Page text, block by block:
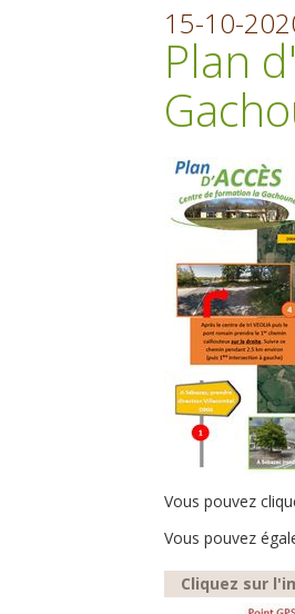
15-10-
Plan
Vous pouvez
Vous pouvez
Cliquez sur